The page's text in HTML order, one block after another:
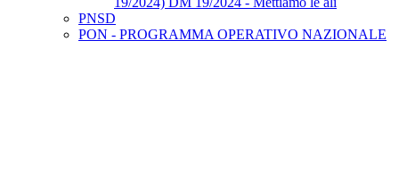
PNSD
PON - PROGRAMMA OPERATIVO NAZIONALE